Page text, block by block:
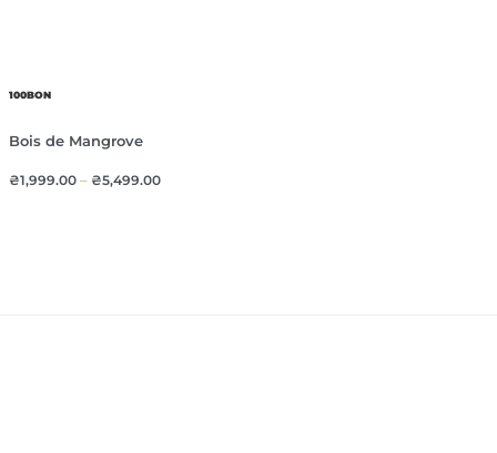
100BON
Bois de Mangrove
₴1,999.00– ₴5,499.00